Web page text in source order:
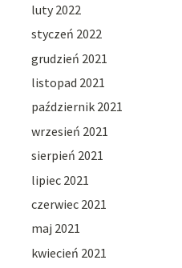
luty 2022
styczeń 2022
grudzień 2021
listopad 2021
październik 2021
wrzesień 2021
sierpień 2021
lipiec 2021
czerwiec 2021
maj 2021
kwiecień 2021